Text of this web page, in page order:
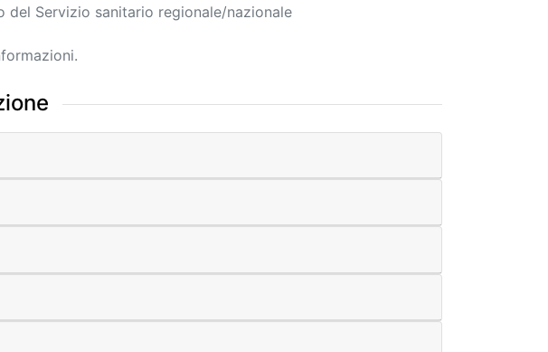
Servizio sanitario regionale/nazionale